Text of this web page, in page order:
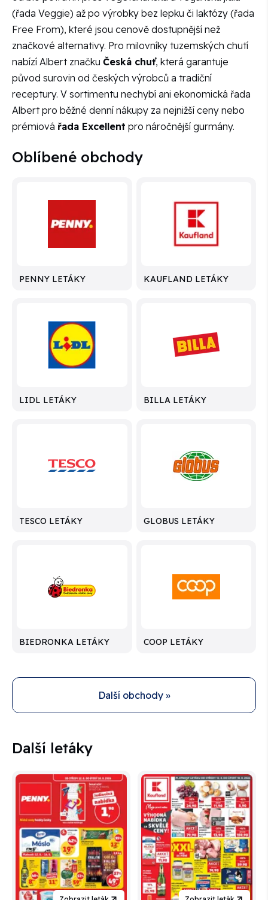
(řada Veggie) až po výrobky bez lepku či laktózy (řada
Free From), které jsou cenově dostupnější než
značkové alternativy. Pro milovníky tuzemských chutí
nabízí Albert značku Česká chuť, která garantuje
původ surovin od českých výrobců a tradiční
receptury. V sortimentu nechybí ani ekonomická řada
Albert pro běžné denní nákupy za nejnižší ceny nebo
prémiová řada Excellent pro náročnější gurmány.
Oblíbené obchody
PENNY LETÁKY KAUFLAND LETÁKY
LIDL LETÁKY BILLA LETÁKY
TESCO LETÁKY GLOBUS LETÁKY
BIEDRONKA LETÁKY COOP LETÁKY
Další obchody »
Další letáky